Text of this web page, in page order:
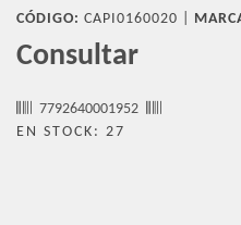
CÓDIGO: CAPI0160020 |
Consultar
7792640001952
EN STOCK: 27